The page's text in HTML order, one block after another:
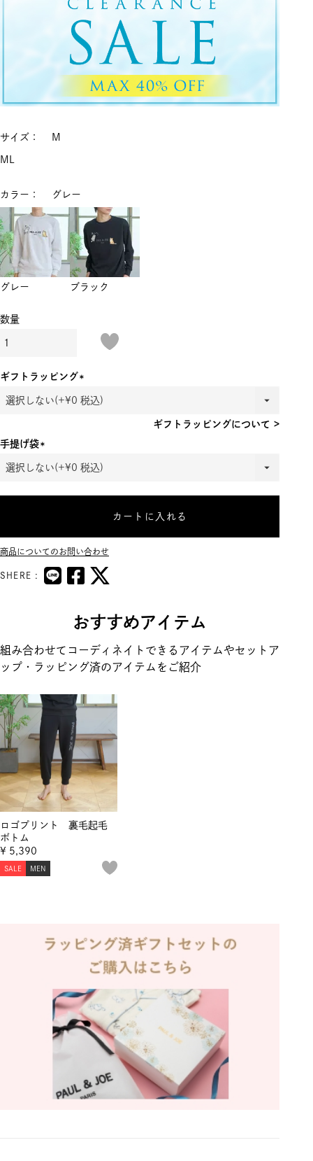
サイズ M
M
カラー グレー
グレー ブラック
ギフトラッピング
(必
ギフトラッピングについて >
手提げ袋
(必
カートに入れる
商品についてのお問い合わせ
SHERE :
おすすめアイテム
組み合わせてコーディネイトできるアイテムやセットア
ップ・ラッピング済のアイテムをご紹介
ロゴプリント 裏毛起毛
ボトム
SALE MEN
¥ 5,390